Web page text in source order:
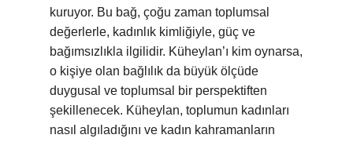
kuruyor. Bu bağ, çoğu zaman toplumsal
değerlerle, kadınlık kimliğiyle, güç ve
bağımsızlıkla ilgilidir. Küheylan’ı kim oynarsa,
o kişiye olan bağlılık da büyük ölçüde
duygusal ve toplumsal bir perspektiften
şekillenecek. Küheylan, toplumun kadınları
nasıl algıladığını ve kadın kahramanların